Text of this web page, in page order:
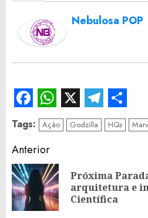
Nebulosa POP
Facebook
WhatsApp
X
Tags: Ação Godzilla HQs
Continue
Reading
Anterior
Próxima
arquitetura e
Científica